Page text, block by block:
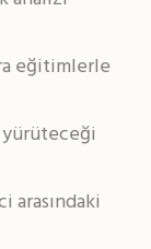
eğitimlerle
arasındaki